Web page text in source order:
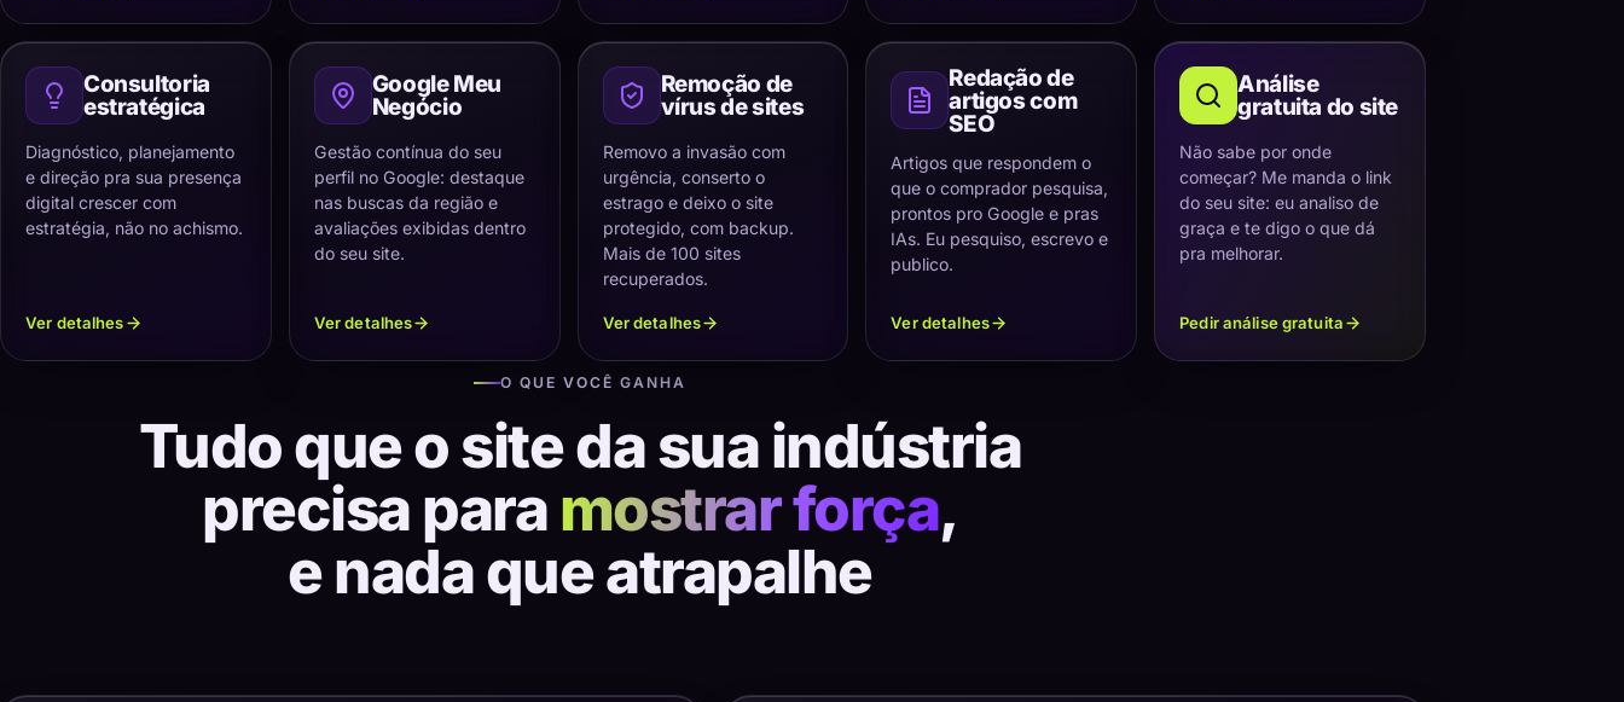
Consultoria
estratégica
Diagnóstico, planejamento
e direção pra sua presença
digital crescer com
estratégia, não no achismo.
Ver detalhes
Google Meu
Negócio
Gestão contínua do seu
perfil no Google: destaque
nas buscas da região e
avaliações exibidas dentro
do seu site.
Ver detalhes
Remoção de
vírus de sites
Removo a invasão com
urgência, conserto o
estrago e deixo o site
protegido, com backup.
Mais de 100 sites
recuperados.
Ver detalhes
Redação de
artigos com
SEO
Artigos que respondem o
que o comprador pesquisa,
prontos pro Google e pras
IAs. Eu pesquiso, escrevo e
publico.
Ver detalhes
Análise
gratuita do site
Não sabe por onde
começar? Me manda o link
do seu site: eu analiso de
graça e te digo o que dá
pra melhorar.
Pedir análise gratuita
O QUE VOCÊ GANHA
Tudo que o site da sua indústria
precisa para mostrar força,
e nada que atrapalhe